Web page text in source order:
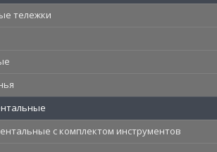
тележки
с комплектом инструментов